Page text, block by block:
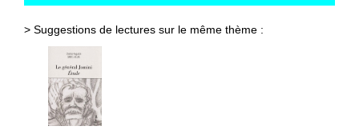
> Suggestions de lectures sur le même thème :